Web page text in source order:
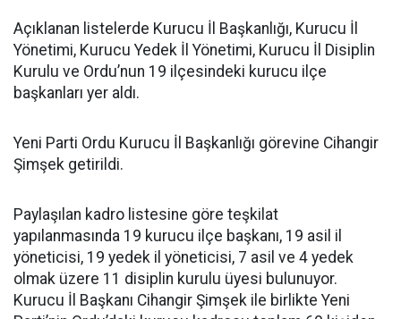
Açıklanan listelerde Kurucu İl Başkanlığı, Kurucu İl
Yönetimi, Kurucu Yedek İl Yönetimi, Kurucu İl Disiplin
Kurulu ve Ordu’nun 19 ilçesindeki kurucu ilçe
başkanları yer aldı.
Yeni Parti Ordu Kurucu İl Başkanlığı görevine Cihangir
Şimşek getirildi.
Paylaşılan kadro listesine göre teşkilat
yapılanmasında 19 kurucu ilçe başkanı, 19 asil il
yöneticisi, 19 yedek il yöneticisi, 7 asil ve 4 yedek
olmak üzere 11 disiplin kurulu üyesi bulunuyor.
Kurucu İl Başkanı Cihangir Şimşek ile birlikte Yeni